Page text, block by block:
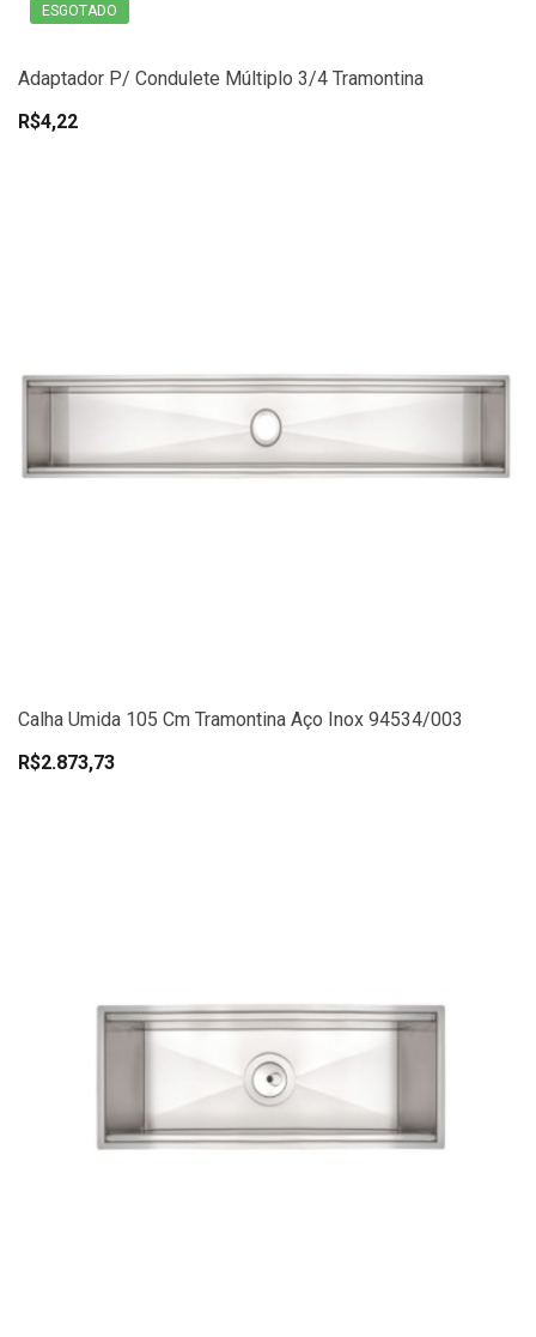
ESGOTADO
Adaptador P/ Condulete Múltiplo 3/4 Tramontina
R$4,22
Calha Umida 105 Cm Tramontina Aço Inox 94534/003
R$2.873,73